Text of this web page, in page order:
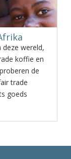
wereld,
koffie en
de
trade
goeds